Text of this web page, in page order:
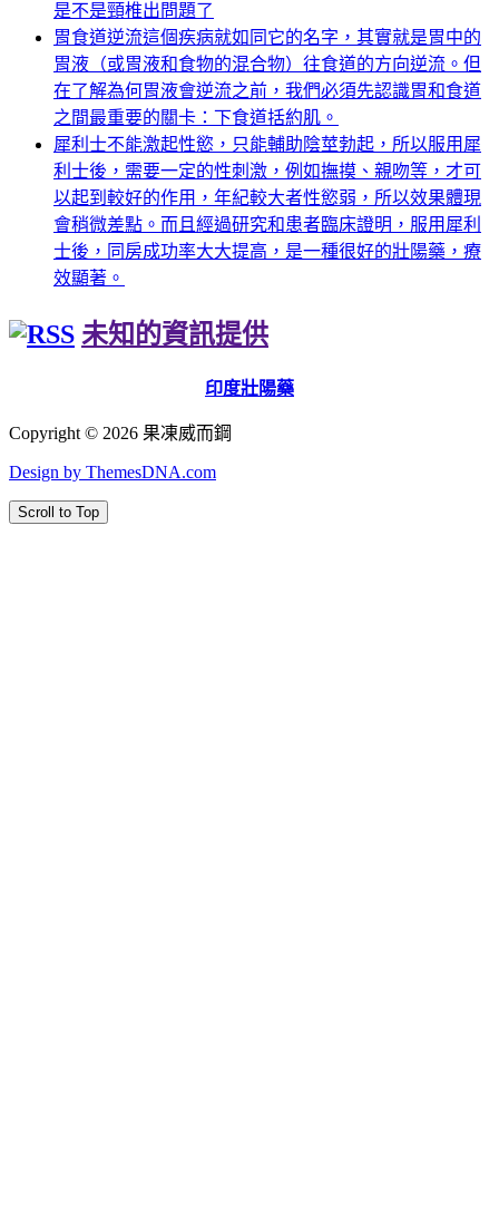
是不是頸椎出問題了
胃食道逆流這個疾病就如同它的名字，其實就是胃中的
胃液（或胃液和食物的混合物）往食道的方向逆流。但
在了解為何胃液會逆流之前，我們必須先認識胃和食道
之間最重要的關卡：下食道括約肌。
犀利士不能激起性慾，只能輔助陰莖勃起，所以服用犀
利士後，需要一定的性刺激，例如撫摸、親吻等，才可
以起到較好的作用，年紀較大者性慾弱，所以效果體現
會稍微差點。而且經過研究和患者臨床證明，服用犀利
士後，同房成功率大大提高，是一種很好的壯陽藥，療
效顯著。
未知的資訊提供
印度壯陽藥
Copyright © 2026 果凍威而鋼
Design by ThemesDNA.com
Scroll to Top